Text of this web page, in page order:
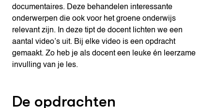
documentaires. Deze behandelen interessante
onderwerpen die ook voor het groene onderwijs
relevant zijn. In deze tipt de docent lichten we een
aantal video’s uit. Bij elke video is een opdracht
gemaakt. Zo heb je als docent een leuke én leerzame
invulling van je les.
De opdrachten